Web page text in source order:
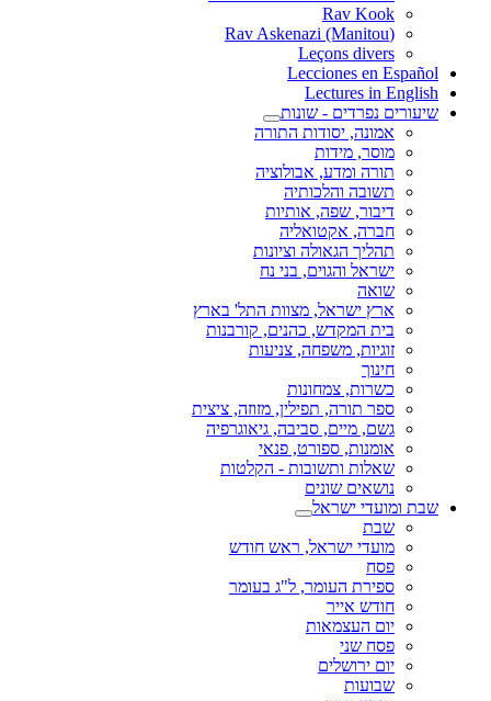
Rav Kook
(Rav Askenazi (Manitou
Leçons divers
Lecciones en Español
Lectures in English
שיעורים נפרדים - שונות
אמונה, יסודות התורה
מוסר, מידות
תורה ומדע, אבולוציה
תשובה והלכותיה
דיבור, שפה, אותיות
חברה, אקטואליה
תהליך הגאולה וציונות
ישראל והגוים, בני נח
שואה
ארץ ישראל, מצוות התל' בארץ
בית המקדש, כהנים, קורבנות
זוגיות, משפחה, צניעות
חינוך
כשרות, צמחונות
ספר תורה, תפילין, מזוזה, ציצית
גשם, מיים, סביבה, גיאוגרפיה
אומנות, ספורט, פנאי
שאלות ותשובות - הקלטות
נושאים שונים
שבת ומועדי ישראל
שבת
מועדי ישראל, ראש חודש
פסח
ספירת העומר, ל"ג בעומר
חודש אייר
יום העצמאות
פסח שני
יום ירושלים
שבועות